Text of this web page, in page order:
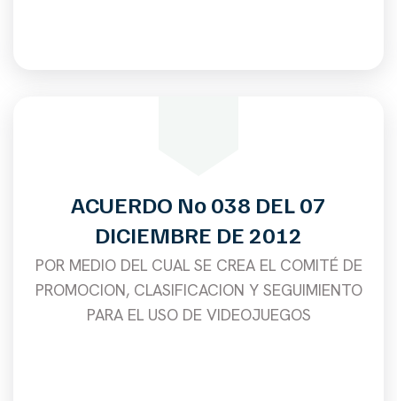
ACUERDO No 038 DEL 07
DICIEMBRE DE 2012
POR MEDIO DEL CUAL SE CREA EL COMITÉ DE
PROMOCION, CLASIFICACION Y SEGUIMIENTO
PARA EL USO DE VIDEOJUEGOS